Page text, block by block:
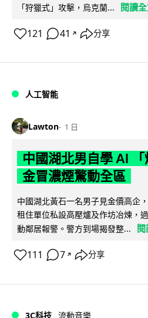
「狩獵式」攻擊，烏克蘭...
閱讀
121 41 ↗ 分享
人工智能
Lawton 1 日
中國湖北男自學 AI
金冒濃煙驚動全區
中國湖北黃石一名男子見金價高企
租住單位私設高壓爐及作坊冶煉，
動鄰居報警。警方到場揭發整...
111 7 ↗ 分享
3C科技 流動音樂